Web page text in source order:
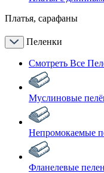
Платья, сарафаны
Пеленки
Смотреть Все
Муслиновые
Непромокаемые
Фланелевые